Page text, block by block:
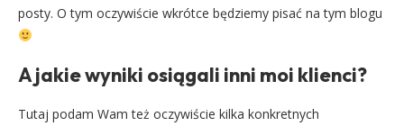
posty. O tym oczywiście wkrótce będziemy pisać na tym blogu
A jakie wyniki osiągali inni moi klienci?
Tutaj podam Wam też oczywiście kilka konkretnych